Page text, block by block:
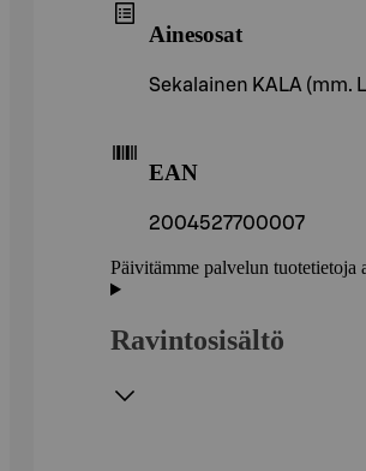
Ainesosat
Sekalainen KALA (mm.
EAN
2004527700007
Päivitämme palvelun tuotetietoja
Ravintosisältö